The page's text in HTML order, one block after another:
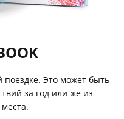
Это может быть
за год или же из